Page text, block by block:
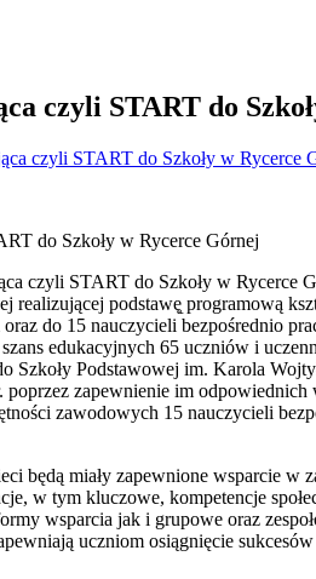
czyli START do
czyli START do Szkoły w Rycerce
do Szkoły w Rycerce Górnej
czyli START do Szkoły w Rycerce
realizującej podstawę̨ programową
do 15 nauczycieli bezpośrednio
edukacyjnych 65 uczniów i
Szkoły Podstawowej im. Karola
poprzez zapewnienie im
zawodowych 15 nauczycieli
będą miały zapewnione wsparcie w
w tym kluczowe, kompetencje
wsparcia jak i grupowe oraz
uczniom osiągnięcie